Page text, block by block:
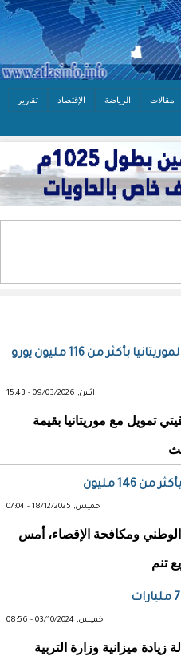
مقالات الرياضة الإقتصاد تقارير
تمويل من البنك الإسلامي للتنمية لموريتانيا بأكثر من 116 مليون يورو
اثنين, 09/03/2026 - 15:43
تمويل مع موريتانيا بقيمة
مليون
خميس, 18/12/2025 - 07:04
الوطني ومكافحة الإقصاء، أمس
تنم
خميس, 03/10/2024 - 08:56
ميزانية 2024 المعدلة زيادة ميزانية وزارة التربية